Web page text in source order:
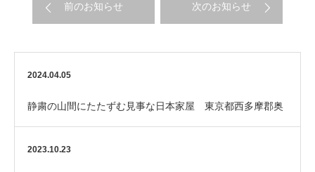
前のお知らせ 次のお知らせ
2024.04.05
静粛の山間にたたずむ見事な日本家屋 東京都西多摩郡奥
多摩町での遺品整理
2023.10.23